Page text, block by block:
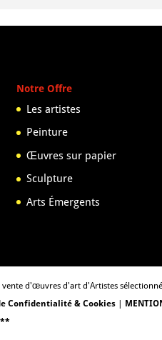
Notre Offre
Les artistes
Peinture
Œuvres sur papier
Sculpture
Arts Émergents
d'œuvres d'art d'Artistes
Confidentialité & Cookies|